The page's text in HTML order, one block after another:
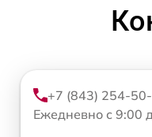
+7 (843) 254-
Ежедневно с 9:00